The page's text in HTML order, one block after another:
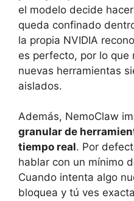
el modelo decide
queda confinado
la propia NVIDIA
es perfecto, por lo que
nuevas herramientas
aislados.
Además, NemoClaw
granular de
tiempo real. Por
hablar con un mínimo
Cuando intenta algo
bloquea y tú ves